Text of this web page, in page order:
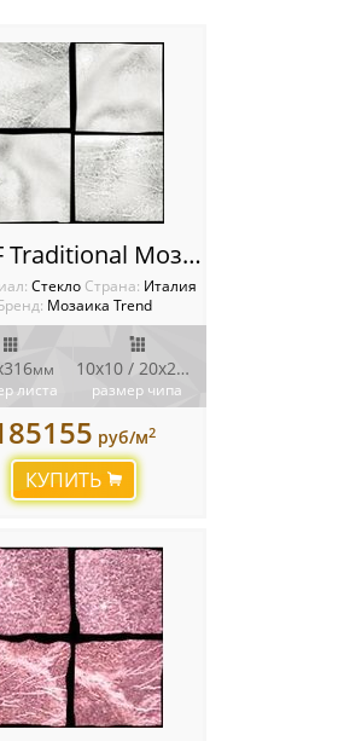
004-F Traditional Мозаика Trend Aureo
Стекло Cтрана: Италия
Мозаика Trend
мм
листа
10х10 / 20х20мм
размер чипа
руб/м2
КУПИТЬ